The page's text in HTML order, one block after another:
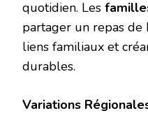
quotidien. Les
partager un repas de
liens familiaux et
durables.
Variations